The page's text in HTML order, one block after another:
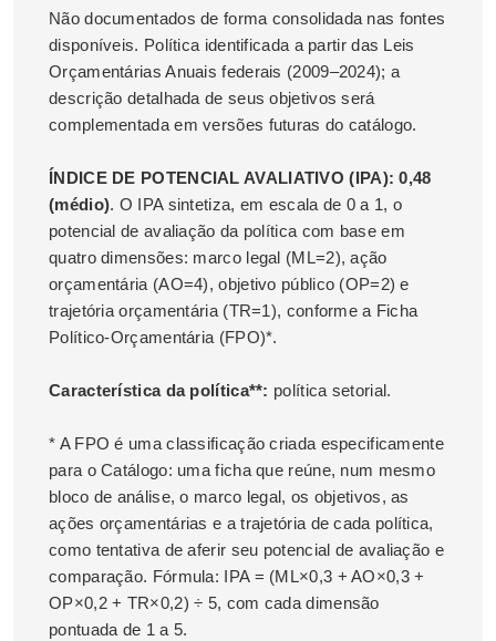
Não documentados de forma consolidada nas fontes
disponíveis. Política identificada a partir das Leis
Orçamentárias Anuais federais (2009–2024); a
descrição detalhada de seus objetivos será
complementada em versões futuras do catálogo.
ÍNDICE DE POTENCIAL AVALIATIVO (IPA): 0,48
(médio). O IPA sintetiza, em escala de 0 a 1, o
potencial de avaliação da política com base em
quatro dimensões: marco legal (ML=2), ação
orçamentária (AO=4), objetivo público (OP=2) e
trajetória orçamentária (TR=1), conforme a Ficha
Político-Orçamentária (FPO)*.
Característica da política**: política setorial.
* A FPO é uma classificação criada especificamente
para o Catálogo: uma ficha que reúne, num mesmo
bloco de análise, o marco legal, os objetivos, as
ações orçamentárias e a trajetória de cada política,
como tentativa de aferir seu potencial de avaliação e
comparação. Fórmula: IPA = (ML×0,3 + AO×0,3 +
OP×0,2 + TR×0,2) ÷ 5, com cada dimensão
pontuada de 1 a 5.